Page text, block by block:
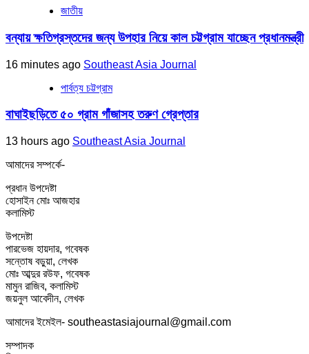
জাতীয়
বন্যায় ক্ষতিগ্রস্তদের জন্য উপহার নিয়ে কাল চট্টগ্রাম যাচ্ছেন প্রধানমন্ত্রী
16 minutes ago Southeast Asia Journal
পার্বত্য চট্টগ্রাম
বাঘাইছড়িতে ৫০ গ্রাম গাঁজাসহ তরুণ গ্রেপ্তার
13 hours ago Southeast Asia Journal
আমাদের সম্পর্কে-
প্রধান উপদেষ্টা
হোসাইন মোঃ আজহার
কলামিস্ট
উপদেষ্টা
পারভেজ হায়দার, গবেষক
সন্তোষ বড়ুয়া, লেখক
মোঃ আব্দুর রউফ, গবেষক
মামুন রাজিব, কলামিস্ট
জয়নুল আবেদীন, লেখক
আমাদের ইমেইল- southeastasiajournal@gmail.com
সম্পাদক